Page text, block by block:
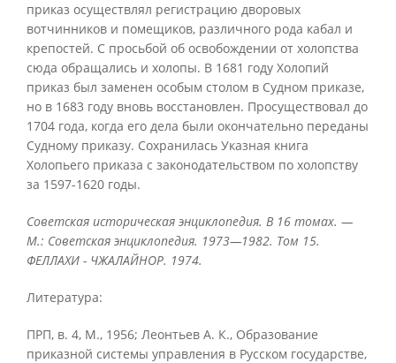
приказ осуществлял регистрацию дворовых
вотчинников и помещиков, различного рода кабал и
крепостей. С просьбой об освобождении от холопства
сюда обращались и холопы. В 1681 году Холопий
приказ был заменен особым столом в Судном приказе,
но в 1683 году вновь восстановлен. Просуществовал до
1704 года, когда его дела были окончательно переданы
Судному приказу. Сохранилась Указная книга
Холопьего приказа с законодательством по холопству
за 1597-1620 годы.
Советская историческая энциклопедия. В 16 томах. —
М.: Советская энциклопедия. 1973—1982. Том 15.
ФЕЛЛАХИ - ЧЖАЛАЙНОР. 1974.
Литература:
ПРП, в. 4, М., 1956; Леонтьев А. К., Образование
приказной системы управления в Русском государстве,